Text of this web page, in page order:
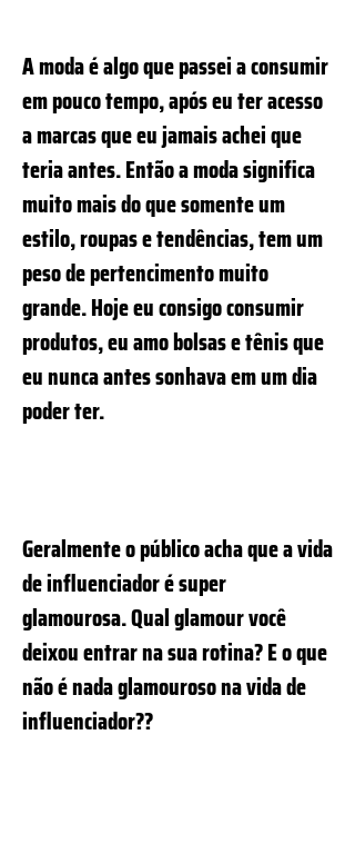
A moda é algo que passei a consumir
em pouco tempo, após eu ter acesso
a marcas que eu jamais achei que
teria antes. Então a moda significa
muito mais do que somente um
estilo, roupas e tendências, tem um
peso de pertencimento muito
grande. Hoje eu consigo consumir
produtos, eu amo bolsas e tênis que
eu nunca antes sonhava em um dia
poder ter.
Geralmente o público acha que a vida
de influenciador é super
glamourosa. Qual glamour você
deixou entrar na sua rotina? E o que
não é nada glamouroso na vida de
influenciador??